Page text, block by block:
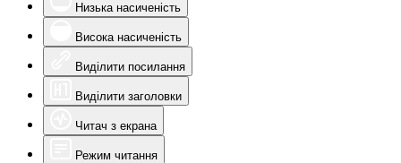
Низька насиченість
Висока насиченість
Виділити посилання
Виділити заголовки
Читач з екрана
Режим читання